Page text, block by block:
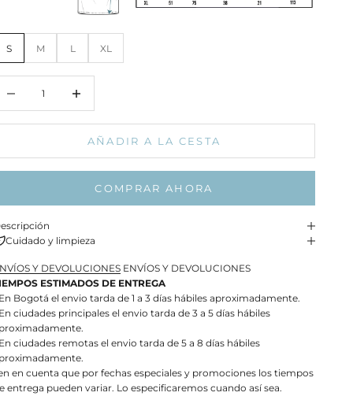
S M L XL
AÑADIR A LA CESTA
COMPRAR AHORA
Cuidado y limpieza
Y DEVOLUCIONES ENVÍOS Y DEVOLUCIONES
ESTIMADOS DE ENTREGA
En Bogotá el envio tarda de 1 a 3 días hábiles aproximadamente.
En ciudades principales el envio tarda de 3 a 5 días hábiles
En ciudades remotas el envio tarda de 5 a 8 días hábiles
en cuenta que por fechas especiales y promociones los tiempos
entrega pueden variar. Lo especificaremos cuando así sea.